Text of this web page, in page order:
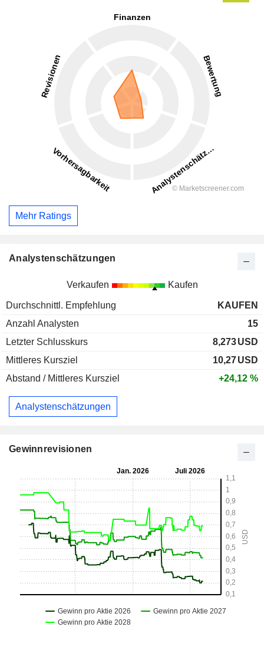
Mehr Ratings
Analystenschätzungen
Verkaufen Kaufen
Durchschnittl. Empfehlung
KAUFEN
Anzahl Analysten
15
Letzter Schlusskurs
8,273USD
Mittleres Kursziel
10,27USD
Abstand / Mittleres Kursziel
+24,12 %
Analystenschätzungen
Gewinnrevisionen